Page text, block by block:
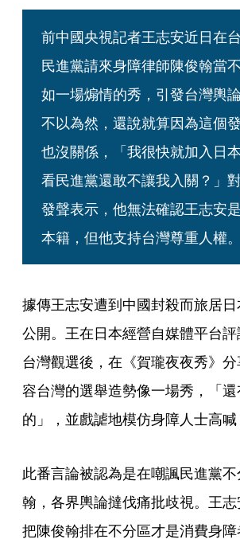
前中國央視記者王志安近日在
民進黨請來身障律師陳俊翰當
如一場煽情的秀，引發台灣輿
不以為然，還說就算因為這個
也沒關係，「我很快就加入日
看民進黨還敢不讓我入關？」
發聲表示，他無法確認王志安
本籍，但他支持台灣尊重人權。
據傳王志安遭到中國封殺而旅居
公開。王在日本經營自媒體平台
台灣觀選後，在《賀瓏夜夜秀》
容台灣的選舉造勢像一場秀，「
的」，並戲謔地模仿身障人士高喊
此番言論被認為是在嘲諷民進黨
翰，各界輿論撻伐痛批歧視。王
把陳俊翰排在不分區才是消費身